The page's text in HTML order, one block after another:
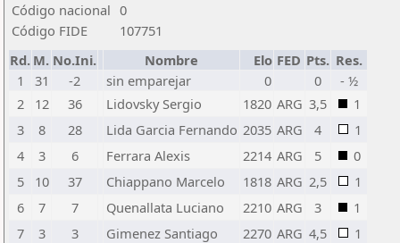
Código nacional 0
Código FIDE
107751
Rd. M. No.Ini. Nombre Elo FED Pts. Res.
1
31 -2 sin emparejar 0 0
- ½
2
12 36 Lidovsky Sergio 1820 ARG 3,5
1
3
8 28 Lida Garcia Fernando 2035 ARG 4
1
4
3 6 Ferrara Alexis 2214 ARG 5
0
5
10 37 Chiappano Marcelo 1818 ARG 2,5
1
6
7 7 Quenallata Luciano 2210 ARG 3
1
7
3 3 Gimenez Santiago 2270 ARG 4,5
1